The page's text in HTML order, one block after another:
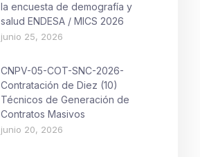
la encuesta de demografía y
salud ENDESA / MICS 2026
junio 25, 2026
CNPV-05-COT-SNC-2026-
Contratación de Diez (10)
Técnicos de Generación de
Contratos Masivos
junio 20, 2026